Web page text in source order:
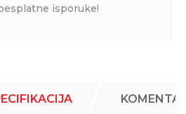
isporuke!